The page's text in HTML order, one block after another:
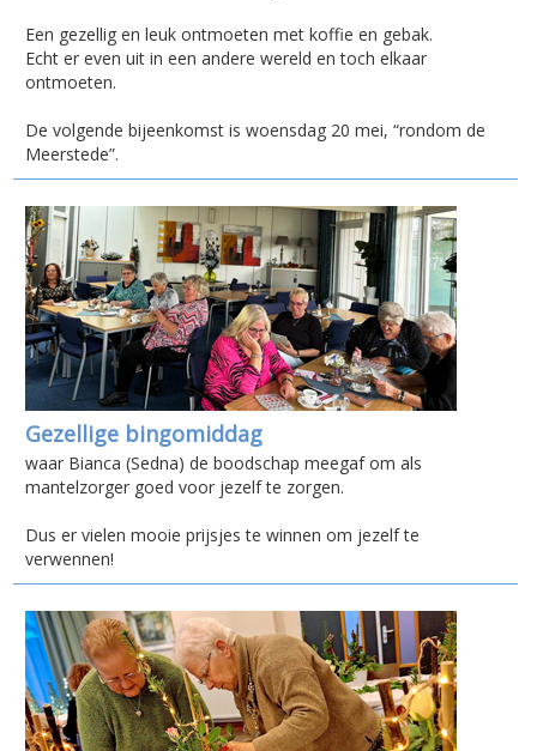
Een gezellig en leuk ontmoeten met koffie en gebak.
Echt er even uit in een andere wereld en toch elkaar
ontmoeten.
De volgende bijeenkomst is woensdag 20 mei, “rondom de
Meerstede”.
Gezellige bingomiddag
waar Bianca (Sedna) de boodschap meegaf om als
mantelzorger goed voor jezelf te zorgen.
Dus er vielen mooie prijsjes te winnen om jezelf te
verwennen!